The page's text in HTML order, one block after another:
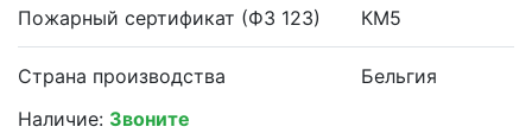
Пожарный сертификат (ФЗ 123) КМ5
Страна производства
Бельгия
Наличие: Звоните